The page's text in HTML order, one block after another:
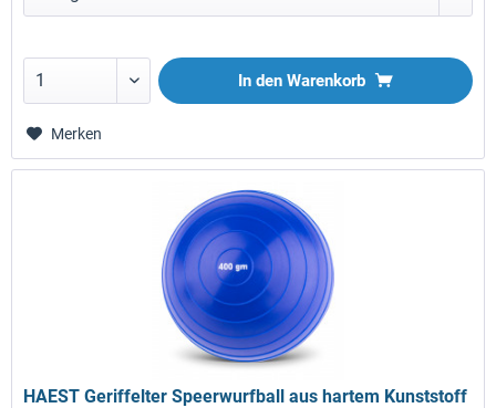
In den Warenkorb
Merken
HAEST Geriffelter Speerwurfball aus hartem Kunststoff